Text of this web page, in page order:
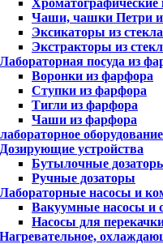
Хроматографические
Чаши, чашки Петри
Эксикаторы из стекла
Экстракторы из
Лабораторная посуда из
Воронки из фарфора
Ступки из фарфора
Тигли из фарфора
Чаши из фарфора
оборудование
Дозирующие устройства
Бутылочные
Ручные дозаторы
Лабораторные насосы и
Вакуумные насосы и
Насосы для
Нагревательное,